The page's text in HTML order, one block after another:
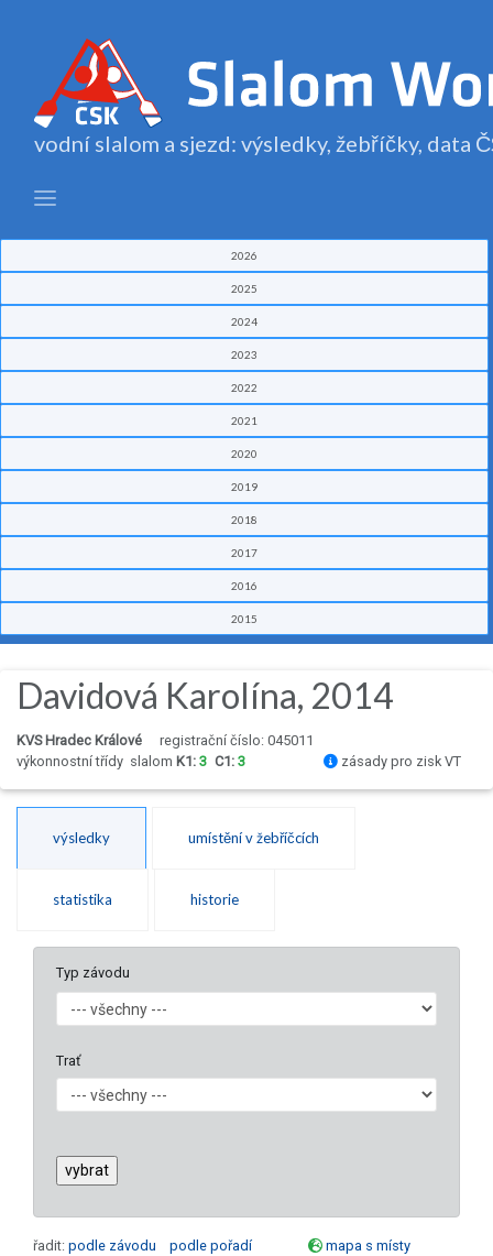
vodní slalom a sjezd: výsledky, žebříčky, data
2026
2025
2024
2023
2022
2021
2020
2019
2018
2017
2016
2015
Davidová Karolína, 2014
KVS Hradec Králové
registrační číslo: 045011
výkonnostní třídy slalom K1: 3 C1: 3 zásady pro zisk VT
výsledky umístění v žebříčcích
statistika historie
Typ závodu
Trať
řadit: podle závodu podle pořadí
mapa s místy